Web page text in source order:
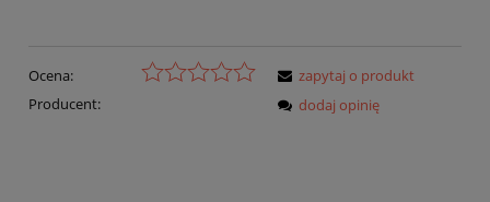
Ocena:
Producent:
zapytaj o produkt
dodaj opinię